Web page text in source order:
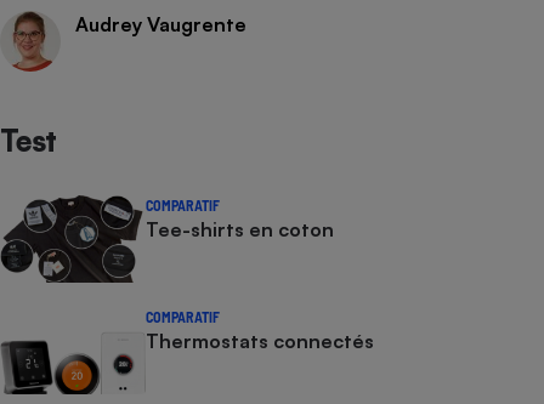
Audrey Vaugrente
Test
COMPARATIF
Tee-shirts en coton
COMPARATIF
Thermostats connectés